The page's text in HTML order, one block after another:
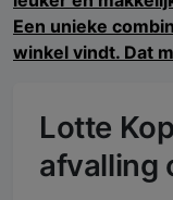
Lotte
afvalling